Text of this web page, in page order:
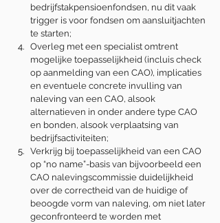
bedrijfstakpensioenfondsen, nu dit vaak
trigger is voor fondsen om aansluitjachten
te starten;
Overleg met een specialist omtrent
mogelijke toepasselijkheid (incluis check
op aanmelding van een CAO), implicaties
en eventuele concrete invulling van
naleving van een CAO, alsook
alternatieven in onder andere type CAO
en bonden, alsook verplaatsing van
bedrijfsactiviteiten;
Verkrijg bij toepasselijkheid van een CAO
op “no name”-basis van bijvoorbeeld een
CAO nalevingscommissie duidelijkheid
over de correctheid van de huidige of
beoogde vorm van naleving, om niet later
geconfronteerd te worden met